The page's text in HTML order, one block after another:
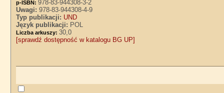
p-ISBN:978-83-944308-3-2
Uwagi:978-83-944308-4-9
Typ publikacji: UND
Język publikacji: POL
Liczba arkuszy:30,0
[sprawdź dostępność w katalogu BG UP]